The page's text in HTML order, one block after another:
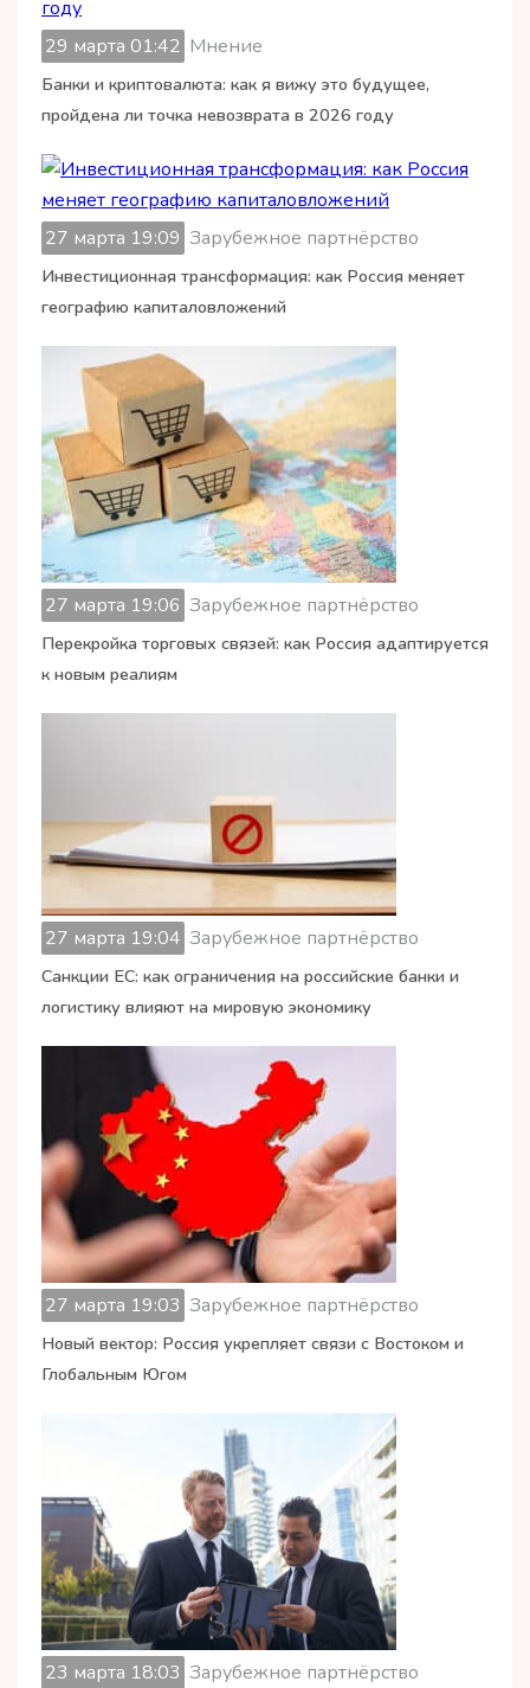
29 марта 01:42 Мнение
Банки и криптовалюта: как я вижу это будущее,
пройдена ли точка невозврата в 2026 году
27 марта 19:09 Зарубежное партнёрство
Инвестиционная трансформация: как Россия меняет
географию капиталовложений
27 марта 19:06 Зарубежное партнёрство
Перекройка торговых связей: как Россия адаптируется
к новым реалиям
27 марта 19:04 Зарубежное партнёрство
Санкции ЕС: как ограничения на российские банки и
логистику влияют на мировую экономику
27 марта 19:03 Зарубежное партнёрство
Новый вектор: Россия укрепляет связи с Востоком и
Глобальным Югом
23 марта 18:03 Зарубежное партнёрство